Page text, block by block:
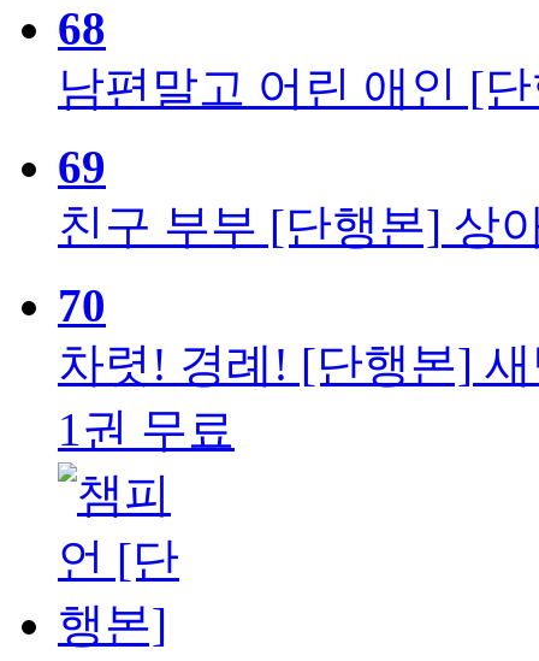
68
남편말고 어린 애인 [
69
친구 부부 [단행본] 상
70
차렷! 경례! [단행본]
1권 무료